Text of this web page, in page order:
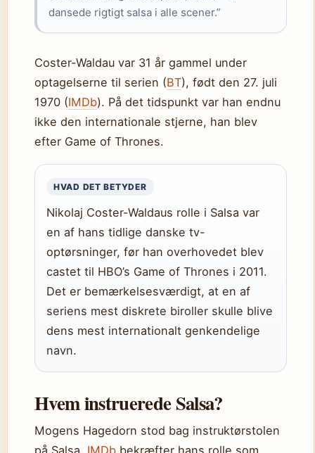
dansede rigtigt salsa i alle scener.”
Coster-Waldau var 31 år gammel under
optagelserne til serien (BT), født den 27. juli
1970 (IMDb). På det tidspunkt var han endnu
ikke den internationale stjerne, han blev
efter Game of Thrones.
HVAD DET BETYDER
Nikolaj Coster-Waldaus rolle i Salsa var
en af hans tidlige danske tv-
optørsninger, før han overhovedet blev
castet til HBO’s Game of Thrones i 2011.
Det er bemærkelsesværdigt, at en af
seriens mest diskrete biroller skulle blive
dens mest internationalt genkendelige
navn.
Hvem instruerede Salsa?
Mogens Hagedorn stod bag instruktørstolen
på Salsa. IMDb bekræfter hans rolle som